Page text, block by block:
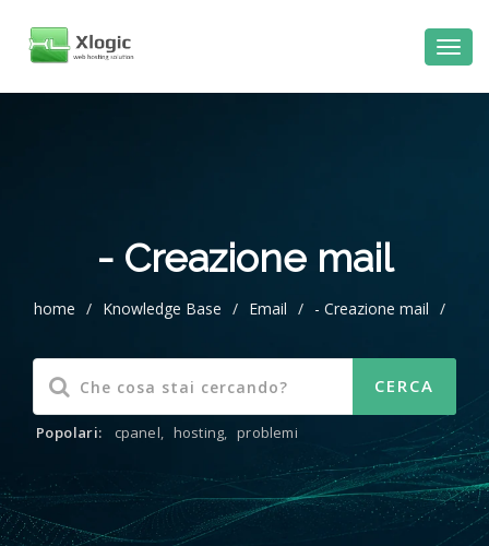
contenuto
- Creazione mail
home / Knowledge Base / Email / - Creazione mail /
Popolari: cpanel, hosting, problemi